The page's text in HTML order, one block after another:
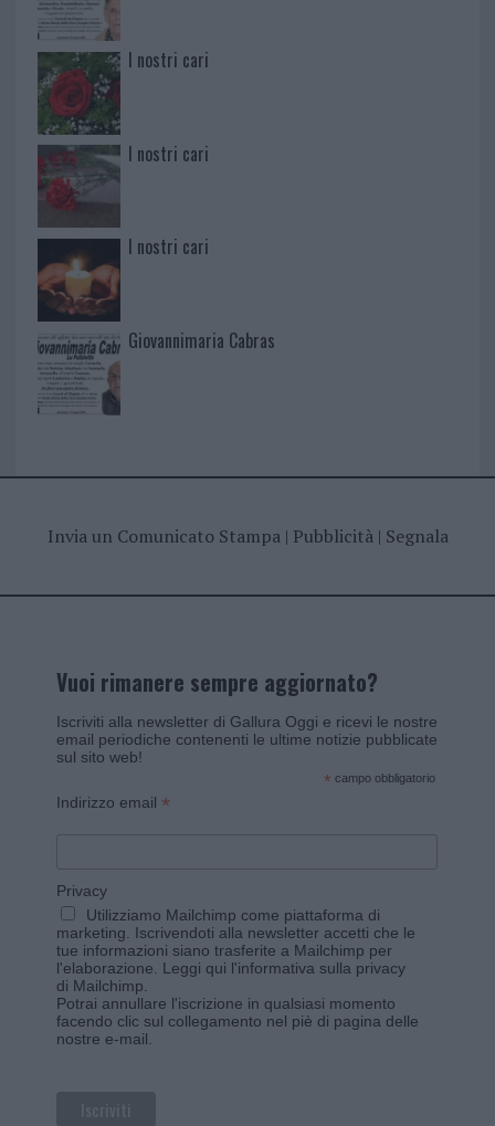
I nostri cari
I nostri cari
I nostri cari
Giovannimaria Cabras
Invia un Comunicato Stampa| Pubblicità| Segnala
Vuoi rimanere sempre aggiornato?
Iscriviti alla newsletter di Gallura Oggi e ricevi le nostre
email periodiche contenenti le ultime notizie pubblicate
sul sito web!
* campo obbligatorio
Indirizzo email *
Privacy
Utilizziamo Mailchimp come piattaforma di
marketing. Iscrivendoti alla newsletter accetti che le
tue informazioni siano trasferite a Mailchimp per
l'elaborazione. Leggi qui l'informativa sulla privacy
di Mailchimp
Potrai annullare l'iscrizione in qualsiasi momento
facendo clic sul collegamento nel piè di pagina delle
nostre e-mail.